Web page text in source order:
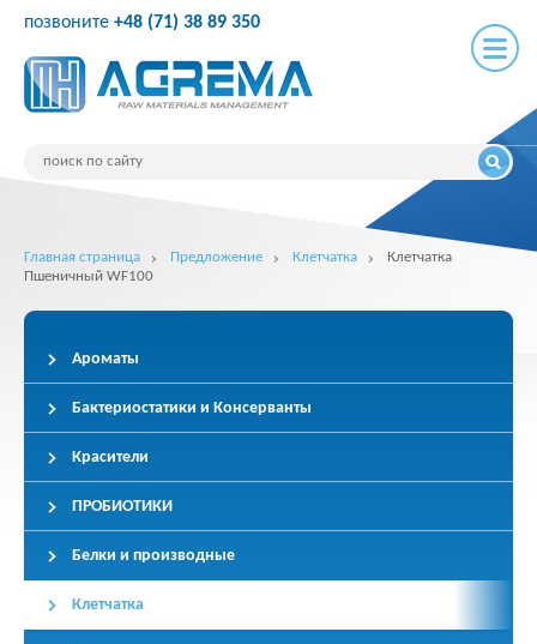
позвоните +48 (71) 38 89 350
Главная страница Предложение Клетчатка
Клетчатка
Пшеничный WF100
Ароматы
Бактериостатики и Консерванты
Красители
ПРОБИОТИКИ
Белки и производные
Клетчатка